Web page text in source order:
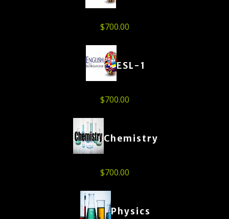
$700.00
ESL-1
$700.00
Chemistry
$700.00
Physics